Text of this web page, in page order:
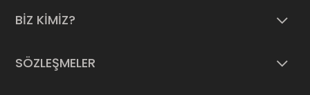
BİZ KİMİZ?
SÖZLEŞMELER